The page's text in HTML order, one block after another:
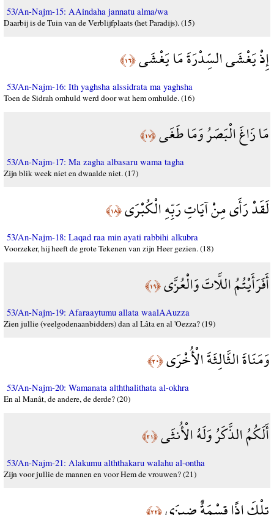
53/An-Najm-15: AAindaha jannatu alma/wa
Daarbij is de Tuin van de Verblijfplaats (het Paradijs). (15)
إِذْ يَغْشَى السِّدْرَةَ مَا يَغْشَى﴿١٦﴾
53/An-Najm-16: Ith yaghsha alssidrata ma yaghsha
Toen de Sidrah omhuld werd door wat hem omhulde. (16)
مَا زَاغَ الْبَصَرُ وَمَا طَغَى﴿١٧﴾
53/An-Najm-17: Ma zagha albasaru wama tagha
Zijn blik week niet en dwaalde niet. (17)
لَقَدْ رَأَى مِنْ آيَاتِ رَبِّهِ الْكُبْرَى﴿١٨﴾
53/An-Najm-18: Laqad raa min ayati rabbihi alkubra
Voorzeker, hij heeft de grote Tekenen van zijn Heer gezien. (18)
أَفَرَأَيْتُمُ اللَّاتَ وَالْعُزَّى﴿١٩﴾
53/An-Najm-19: Afaraaytumu allata waalAAuzza
Zien jullie (veelgodenaanbidders) dan al Lâta en al 'Oezza? (19)
وَمَنَاةَ الثَّالِثَةَ الْأُخْرَى﴿٢٠﴾
53/An-Najm-20: Wamanata alththalithata al-okhra
En al Manât, de andere, de derde? (20)
أَلَكُمُ الذَّكَرُ وَلَهُ الْأُنثَى﴿٢١﴾
53/An-Najm-21: Alakumu alththakaru walahu al-ontha
Zijn voor jullie de mannen en voor Hem de vrouwen? (21)